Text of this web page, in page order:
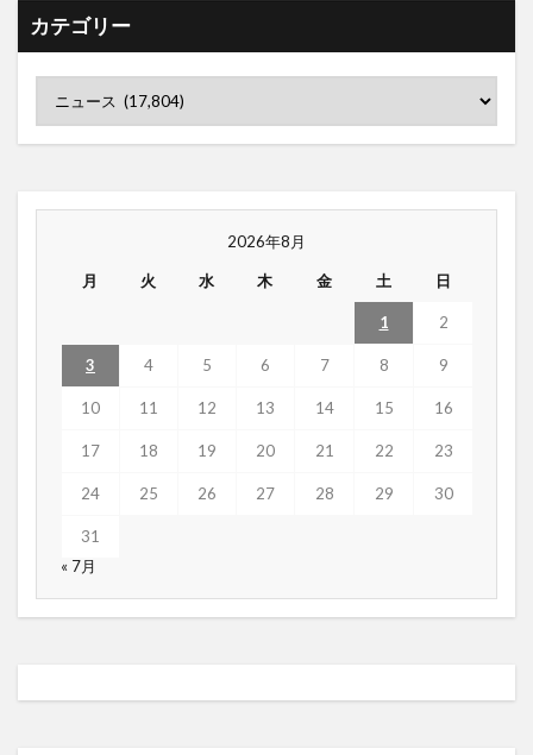
カテゴリー
2026年8月
月 火 水 木 金 土 日
1 2
3 4 5 6 7 8 9
10 11 12 13 14 15 16
17 18 19 20 21 22 23
24 25 26 27 28 29 30
31
« 7月